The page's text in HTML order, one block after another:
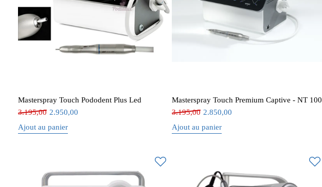
Masterspray Touch Pododent Plus Led
3.195,00 2.950,00
Ajout au panier
Masterspray Touch Premium Captive - NT 100
3.195,00 2.850,00
Ajout au panier